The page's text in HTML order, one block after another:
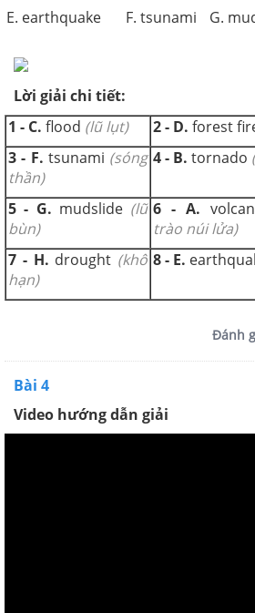
E. earthquake F. tsunami G.
Lời giải chi tiết:
1 - C. flood (lũ lụt) 2 - D. forest
3 - F. tsunami (sóng
thần)
4 - B. tornado
5 - G. mudslide(lũ
bùn)
6 - A.
trào núi lửa)
7 - H. drought (khô
hạn)
8 - E.
Đánh
Bài 4
Video hướng dẫn giải